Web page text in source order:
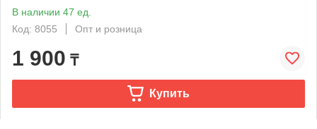
В наличии 47 ед.
Код: 8055
Опт и розница
1 900 ₸
Купить